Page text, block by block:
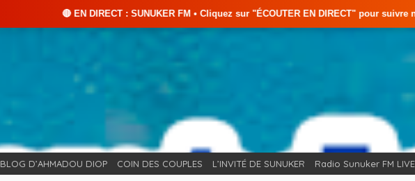
: SUNUKER FM • Cliquez sur "ÉCOUTER EN DIRECT" pour suivre nos émissions en
D’AHMADOU DIOP COIN DES COUPLES L’INVITÉ DE SUNUKER Radio Sunuker FM LIVE